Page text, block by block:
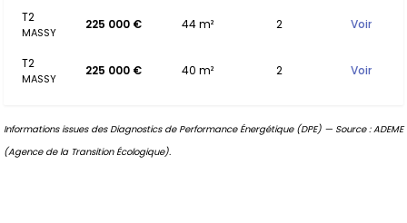
T2
MASSY
225 000 € 44 m² 2 Voir
T2
MASSY
225 000 € 40 m² 2 Voir
Informations issues des Diagnostics de Performance Énergétique (DPE) — Source : ADEME
(Agence de la Transition Écologique).